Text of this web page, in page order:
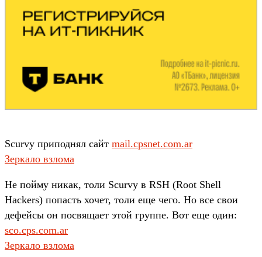
Scurvy приподнял сайт mail.cpsnet.com.ar
Зеркало взлома
Не пойму никак, толи Scurvy в RSH (Root Shell
Hackers) попасть хочет, толи еще чего. Но все свои
дефейсы он посвящает этой группе. Вот еще один:
sco.cps.com.ar
Зеркало взлома